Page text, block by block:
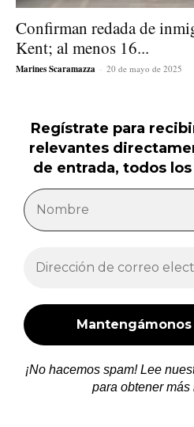
Confirman redada de
Kent; al menos 16...
Marines Scaramazza - 20 de mayo de 2025
Regístrate para
relevantes
de entrada, todos los
¡No hacemos spam! Lee
para obtener más